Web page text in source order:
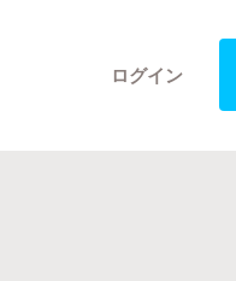
ログイン